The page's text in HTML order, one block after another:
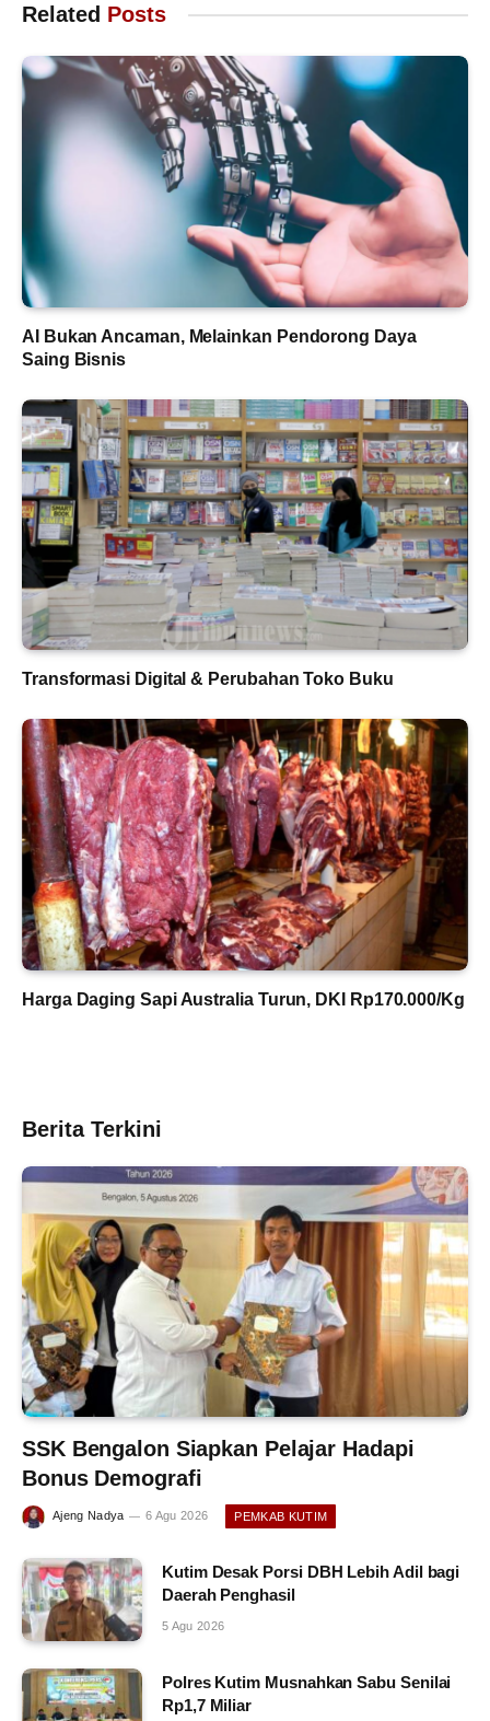
Related Posts
AI Bukan Ancaman, Melainkan Pendorong Daya
Saing Bisnis
Transformasi Digital & Perubahan Toko Buku
Harga Daging Sapi Australia Turun, DKI Rp170.000/Kg
Berita Terkini
SSK Bengalon Siapkan Pelajar Hadapi
Bonus Demografi
Ajeng Nadya 6 Agu 2026 PEMKAB KUTIM
Kutim Desak Porsi DBH Lebih Adil bagi
Daerah Penghasil
5 Agu 2026
Polres Kutim Musnahkan Sabu Senilai
Rp1,7 Miliar